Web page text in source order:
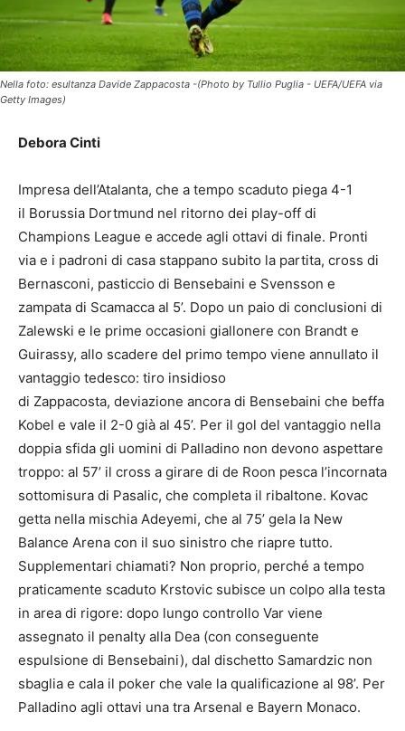
Nella foto: esultanza Davide Zappacosta -(Photo by Tullio Puglia - UEFA/UEFA via
Getty Images)
Debora Cinti
Impresa dell’Atalanta, che a tempo scaduto piega 4-1
il Borussia Dortmund nel ritorno dei play-off di
Champions League e accede agli ottavi di finale. Pronti
via e i padroni di casa stappano subito la partita, cross di
Bernasconi, pasticcio di Bensebaini e Svensson e
zampata di Scamacca al 5’. Dopo un paio di conclusioni di
Zalewski e le prime occasioni giallonere con Brandt e
Guirassy, allo scadere del primo tempo viene annullato il
vantaggio tedesco: tiro insidioso
di Zappacosta, deviazione ancora di Bensebaini che beffa
Kobel e vale il 2-0 già al 45’. Per il gol del vantaggio nella
doppia sfida gli uomini di Palladino non devono aspettare
troppo: al 57’ il cross a girare di de Roon pesca l’incornata
sottomisura di Pasalic, che completa il ribaltone. Kovac
getta nella mischia Adeyemi, che al 75’ gela la New
Balance Arena con il suo sinistro che riapre tutto.
Supplementari chiamati? Non proprio, perché a tempo
praticamente scaduto Krstovic subisce un colpo alla testa
in area di rigore: dopo lungo controllo Var viene
assegnato il penalty alla Dea (con conseguente
espulsione di Bensebaini), dal dischetto Samardzic non
sbaglia e cala il poker che vale la qualificazione al 98’. Per
Palladino agli ottavi una tra Arsenal e Bayern Monaco.